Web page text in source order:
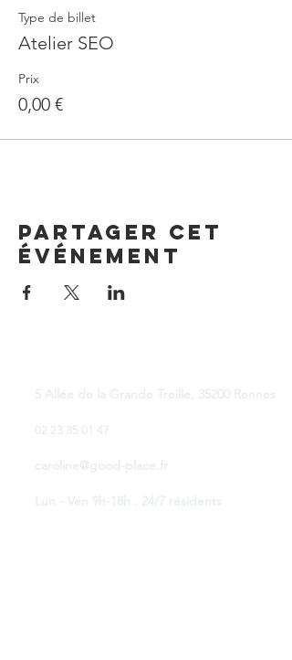
Type de billet
Atelier SEO
Prix
0,00 €
Partager cet
événement